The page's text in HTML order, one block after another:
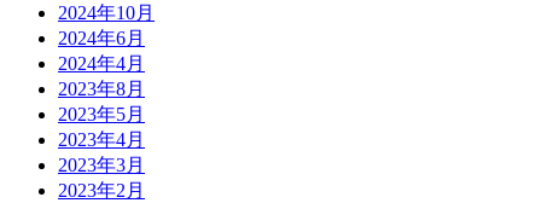
2024年10月
2024年6月
2024年4月
2023年8月
2023年5月
2023年4月
2023年3月
2023年2月